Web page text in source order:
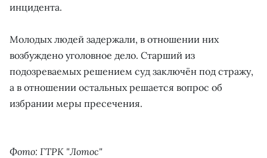
инцидента.
Молодых людей задержали, в отношении них
возбуждено уголовное дело. Старший из
подозреваемых решением суд заключён под стражу,
а в отношении остальных решается вопрос об
избрании меры пресечения.
Фото: ГТРК "Лотос"